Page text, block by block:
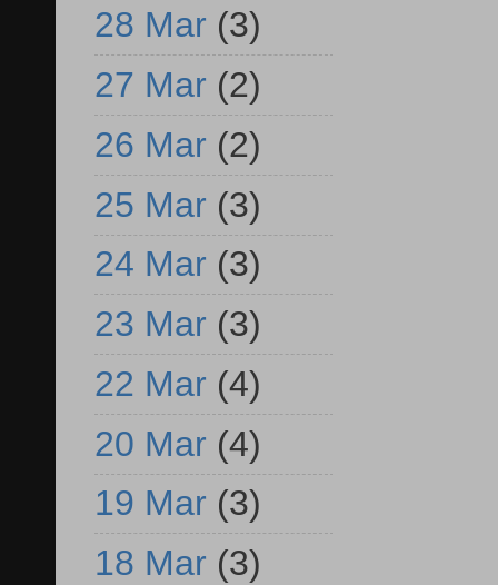
28 Mar (3)
27 Mar (2)
26 Mar (2)
25 Mar (3)
24 Mar (3)
23 Mar (3)
22 Mar (4)
20 Mar (4)
19 Mar (3)
18 Mar (3)